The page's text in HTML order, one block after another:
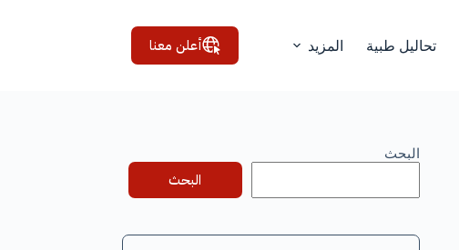
تحاليل طبية المزيد أعلن معنا
البحث
البحث